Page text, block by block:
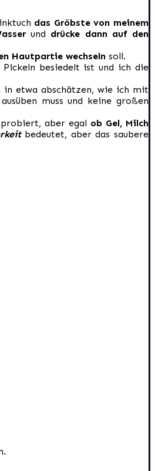
das Gröbste von meinem
und drücke dann auf den
Hautpartie wechseln soll.
besiedelt ist und ich die
etwa abschätzen, wie ich mit
ausüben muss und keine großen
aber egal ob Gel, Milch
bedeutet, aber das saubere